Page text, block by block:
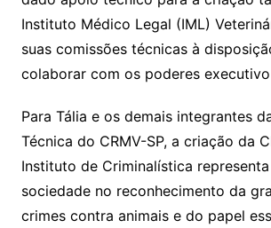
Instituto Médico Legal (IML)
suas comissões técnicas à
colaborar com os poderes
Para Tália e os demais integrantes
Técnica do CRMV-SP, a criação da
Instituto de Criminalística
sociedade no reconhecimento da
crimes contra animais e do papel